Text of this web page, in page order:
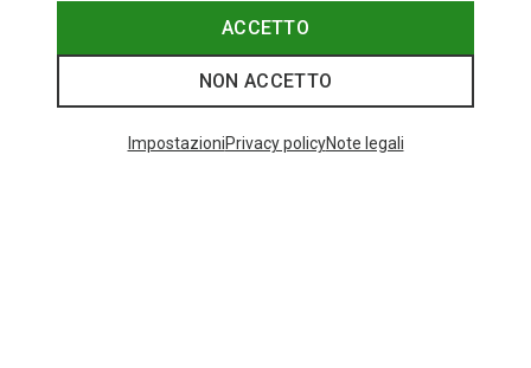
ACCETTO
NON ACCETTO
ImpostazioniPrivacy policyNote legali